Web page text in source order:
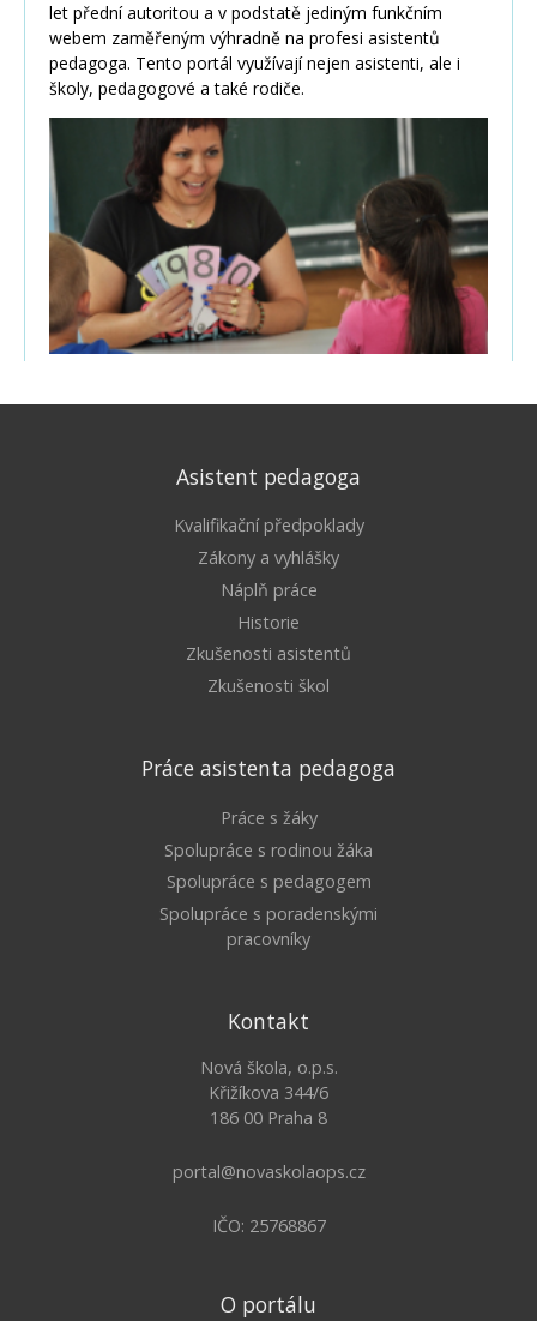
Asistent pedagoga
Kvalifikační předpoklady
Zákony a vyhlášky
Náplň práce
Historie
Zkušenosti asistentů
Zkušenosti škol
Práce asistenta pedagoga
Práce s žáky
Spolupráce s rodinou žáka
Spolupráce s pedagogem
Spolupráce s poradenskými
pracovníky
Kontakt
Nová škola, o.p.s.
Křižíkova 344/6
186 00 Praha 8
portal@novaskolaops.cz
IČO: 25768867
O portálu